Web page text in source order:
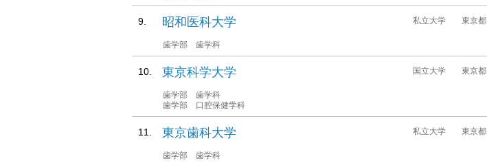
昭和医科大学 私立大学 東京都
歯学部 歯学科
東京科学大学 国立大学 東京都
歯学部 歯学科
歯学部 口腔保健学科
東京歯科大学 私立大学 東京都
歯学部 歯学科